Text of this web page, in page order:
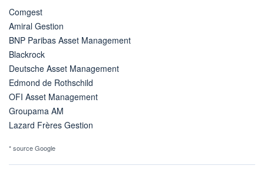
Comgest
Amiral Gestion
BNP Paribas Asset Management
Blackrock
Deutsche Asset Management
Edmond de Rothschild
OFI Asset Management
Groupama AM
Lazard Frères Gestion
* source Google